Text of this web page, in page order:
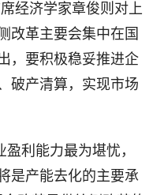
济学家章俊则对上
改革主要会集中在国
，要积极稳妥推进企
破产清算，实现市场
利能力最为堪忧，
是产能去化的主要承